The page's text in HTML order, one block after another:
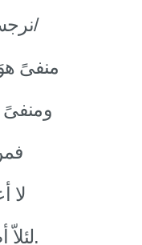
نرجسيّاً إذا لزم الأمرُ/
– منفىً
ومنفىً
<
لئلاّ أضيِّعها. وأنا ما أنا.